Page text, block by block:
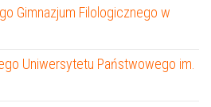
Gimnazjum Filologicznego w
Uniwersytetu Państwowego im.